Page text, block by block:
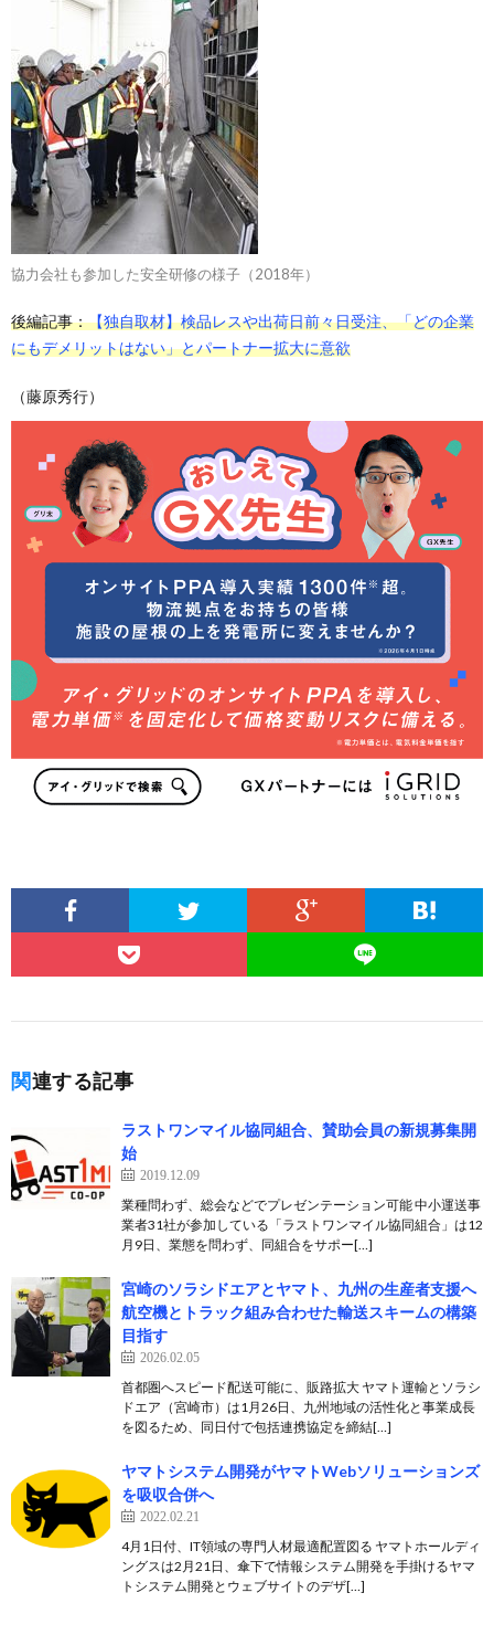
協力会社も参加した安全研修の様子（2018年）
後編記事：【独自取材】検品レスや出荷日前々日受注、「どの企業
にもデメリットはない」とパートナー拡大に意欲
（藤原秀行）
関連する記事
ラストワンマイル協同組合、賛助会員の新規募集開
始
2019.12.09
業種問わず、総会などでプレゼンテーション可能 中小運送事
業者31社が参加している「ラストワンマイル協同組合」は12
月9日、業態を問わず、同組合をサポー[…]
宮崎のソラシドエアとヤマト、九州の生産者支援へ
航空機とトラック組み合わせた輸送スキームの構築
目指す
2026.02.05
首都圏へスピード配送可能に、販路拡大 ヤマト運輸とソラシ
ドエア（宮崎市）は1月26日、九州地域の活性化と事業成長
を図るため、同日付で包括連携協定を締結[…]
ヤマトシステム開発がヤマトWebソリューションズ
を吸収合併へ
2022.02.21
4月1日付、IT領域の専門人材最適配置図る ヤマトホールディ
ングスは2月21日、傘下で情報システム開発を手掛けるヤマ
トシステム開発とウェブサイトのデザ[…]